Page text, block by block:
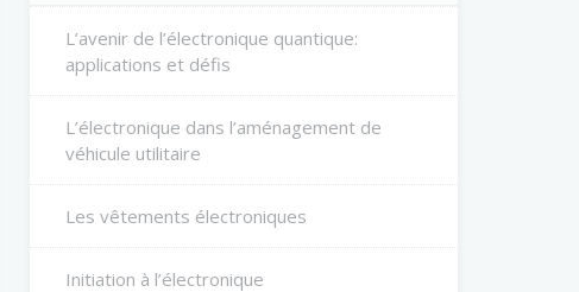
L’avenir de l’électronique quantique:
applications et défis
L’électronique dans l’aménagement de
véhicule utilitaire
Les vêtements électroniques
Initiation à l’électronique